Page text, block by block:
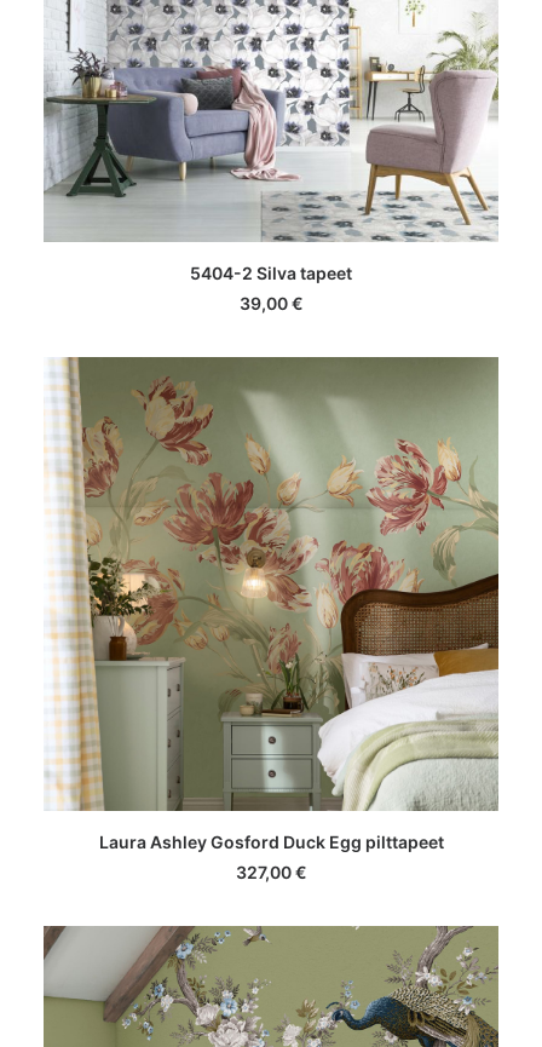
LISA KORVI
5404-2 Silva tapeet
39,00€
LISA KORVI
Laura Ashley Gosford Duck Egg pilttapeet
327,00€